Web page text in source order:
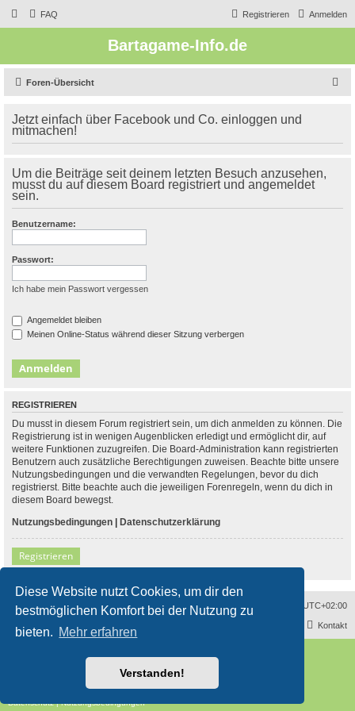
Diese Website nutzt Cookies, um dir den
bestmöglichen Komfort bei der Nutzung zu
bieten. Mehr erfahren
Verstanden!
FAQ Anmelden
Registrieren
Bartagame-Info.de
Foren-Übersicht
Jetzt einfach über Facebook und Co. einloggen und
mitmachen!
Um die Beiträge seit deinem letzten Besuch anzusehen,
musst du auf diesem Board registriert und angemeldet
sein.
Benutzername:
Passwort:
Ich habe mein Passwort vergessen
Angemeldet bleiben
Meinen Online-Status während dieser Sitzung verbergen
REGISTRIEREN
Du musst in diesem Forum registriert sein, um dich anmelden zu können. Die
Registrierung ist in wenigen Augenblicken erledigt und ermöglicht dir, auf
weitere Funktionen zuzugreifen. Die Board-Administration kann registrierten
Benutzern auch zusätzliche Berechtigungen zuweisen. Beachte bitte unsere
Nutzungsbedingungen und die verwandten Regelungen, bevor du dich
registrierst. Bitte beachte auch die jeweiligen Forenregeln, wenn du dich in
diesem Board bewegst.
Nutzungsbedingungen | Datenschutzerklärung
Registrieren
UTC+02:00
Impressum
Alle Cookies löschen
Sitemap
Kontakt
Deutsche Übersetzung durch
2017
Datenschutz|Nutzungsbedingungen